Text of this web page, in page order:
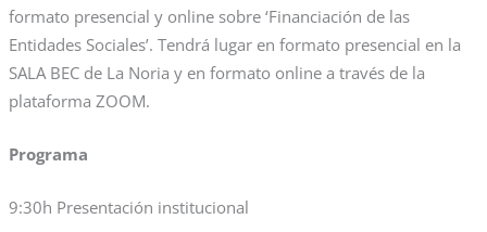
formato presencial y online sobre ‘Financiación de las
Entidades Sociales’. Tendrá lugar en formato presencial en la
SALA BEC de La Noria y en formato online a través de la
plataforma ZOOM.
Programa
9:30h Presentación institucional